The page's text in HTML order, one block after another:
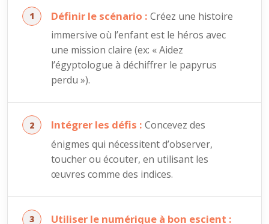
Définir le scénario : Créez une histoire
immersive où l’enfant est le héros avec
une mission claire (ex: « Aidez
l’égyptologue à déchiffrer le papyrus
perdu »).
Intégrer les défis : Concevez des
énigmes qui nécessitent d’observer,
toucher ou écouter, en utilisant les
œuvres comme des indices.
Utiliser le numérique à bon escient :